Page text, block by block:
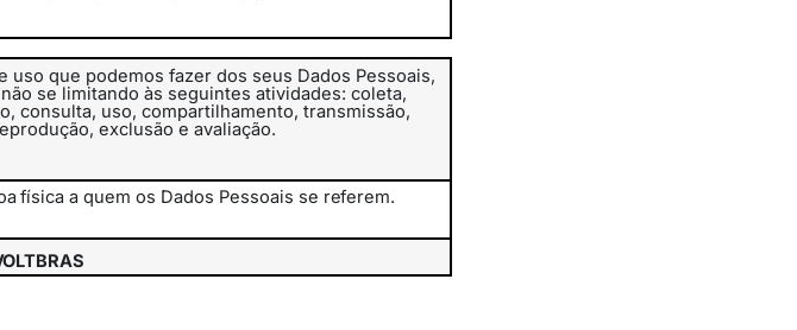
uso que podemos fazer dos seus Dados Pessoais,
se limitando às seguintes atividades: coleta,
consulta, uso, compartilhamento, transmissão,
exclusão e avaliação.
física a quem os Dados Pessoais se referem.